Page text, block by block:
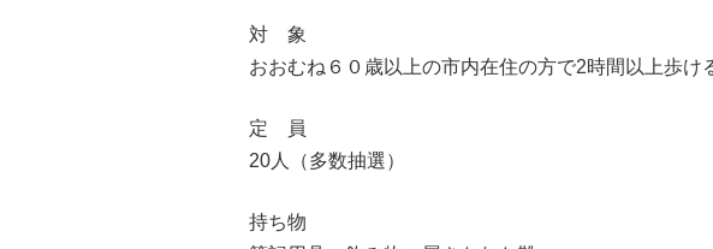
対 象
おおむね６０歳以上の市内在住の方で2時間以上歩け
定 員
20人（多数抽選）
持ち物